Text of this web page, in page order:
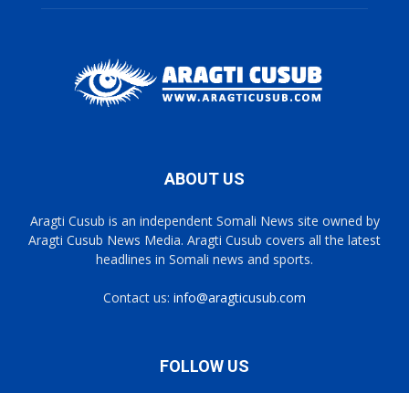
ABOUT US
Aragti Cusub is an independent Somali News site owned by
Aragti Cusub News Media. Aragti Cusub covers all the latest
headlines in Somali news and sports.
Contact us: info@aragticusub.com
FOLLOW US